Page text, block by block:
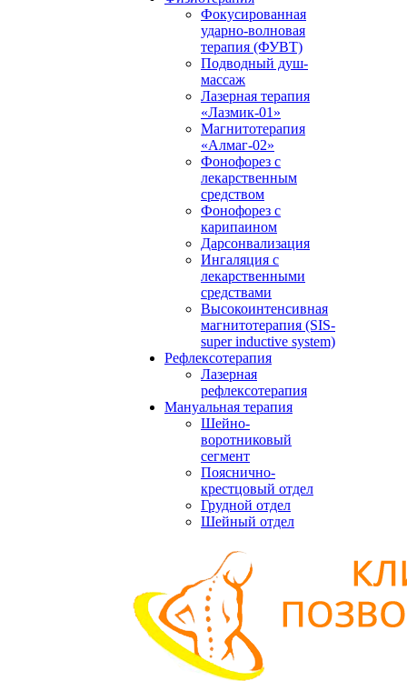
Фокусированная
ударно-волновая
терапия (ФУВТ)
Подводный душ-
массаж
Лазерная терапия
«Лазмик-01»
Магнитотерапия
«Алмаг-02»
Фонофорез с
лекарственным
средством
Фонофорез с
карипаином
Дарсонвализация
Ингаляция с
лекарственными
средствами
Высокоинтенсивная
магнитотерапия (SIS-
super inductive system)
Рефлексотерапия
Лазерная
рефлексотерапия
Мануальная терапия
Шейно-
воротниковый
сегмент
Пояснично-
крестцовый отдел
Грудной отдел
Шейный отдел